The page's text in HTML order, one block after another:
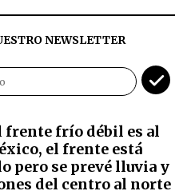
NEWSLETTER
frente frío débil es al
el frente está
pero se prevé lluvia y
del centro al norte